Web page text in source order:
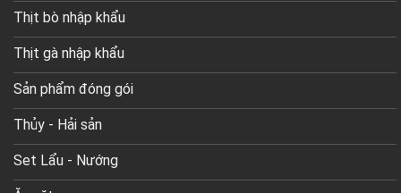
Thịt bò nhập khẩu
Thịt gà nhập khẩu
Sản phẩm đóng gói
Thủy - Hải sản
Set Lẩu - Nướng